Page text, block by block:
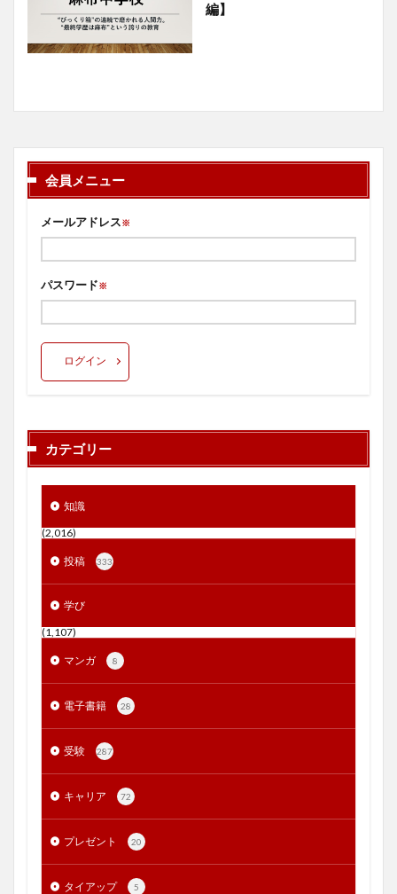
編】
会員メニュー
メールアドレス※
パスワード※
ログイン
カテゴリー
知識
(2,016)
投稿 333
学び
(1,107)
マンガ 8
電子書籍 28
受験 287
キャリア 72
プレゼント 20
タイアップ 5